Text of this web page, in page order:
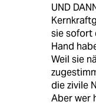
UND
sie sofort
Hand
Weil sie
die zivile
Aber wer